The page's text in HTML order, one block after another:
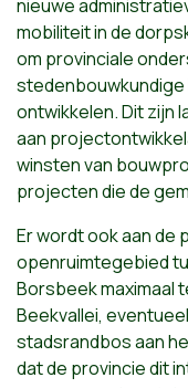
nieuwe
mobiliteit in de
om provinciale
stedenbouwkundige
ontwikkelen. Dit zijn
aan
winsten van
projecten die de
Er wordt ook aan de
openruimtegebied
Borsbeek maximaal
Beekvallei,
stadsrandbos aan
dat de provincie dit